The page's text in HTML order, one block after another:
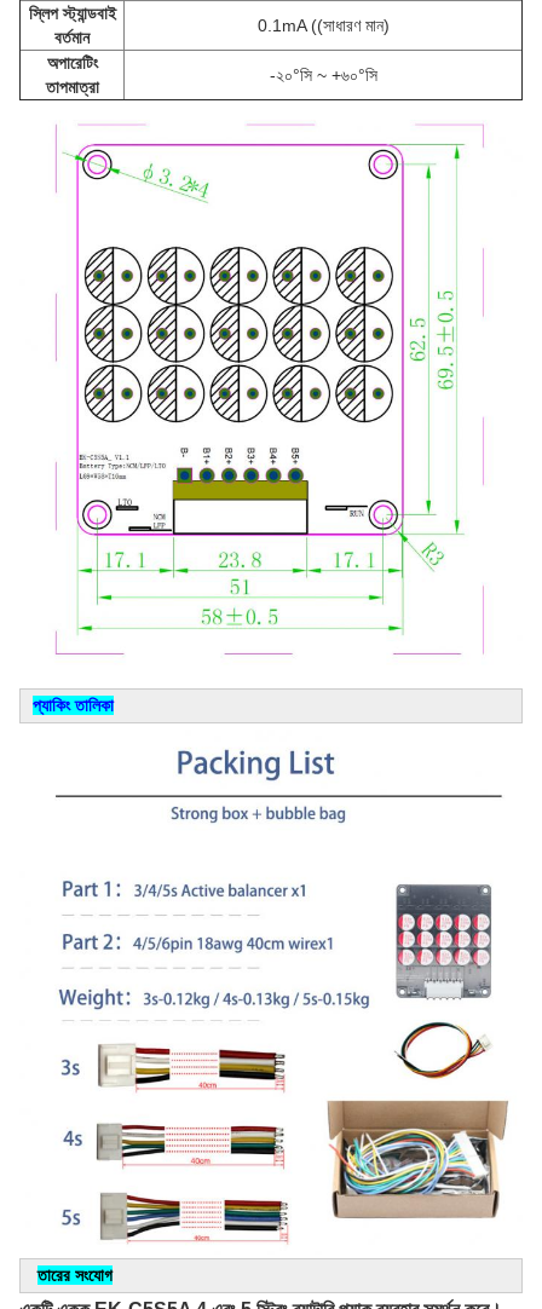
স্লিপ স্ট্যান্ডবাই
বর্তমান
0.1mA ((সাধারণ মান)
অপারেটিং
তাপমাত্রা
-২০°সি ~ +৬০°সি
প্যাকিং তালিকা
তারের সংযোগ